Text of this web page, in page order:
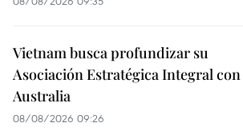
Vietnam busca profundizar su
Asociación Estratégica Integral con
Australia
08/08/2026 09:26